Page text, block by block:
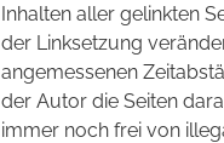
Inhalten aller gelinkten
der Linksetzung
angemessenen
der Autor die Seiten
immer noch frei von